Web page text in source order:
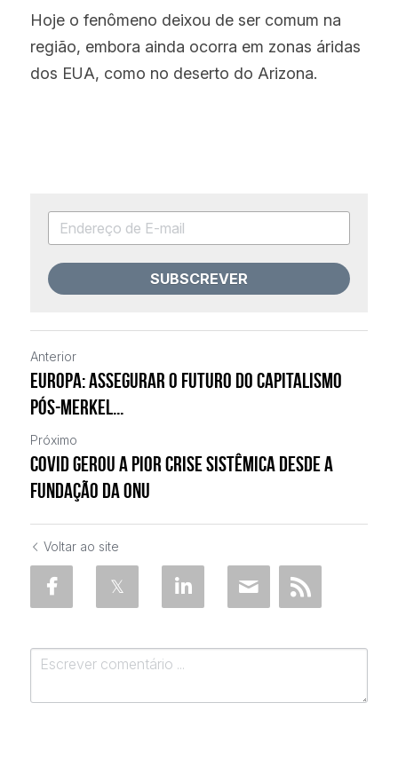
Hoje o fenômeno deixou de ser comum na
região, embora ainda ocorra em zonas áridas
dos EUA, como no deserto do Arizona.
SUBSCREVER
Anterior
Europa: Assegurar o futuro do capitalismo
pós-Merkel...
Próximo
Covid gerou a pior crise sistêmica desde a
fundação da ONU
Voltar ao site